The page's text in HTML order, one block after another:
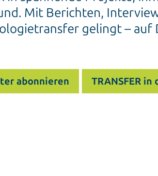
Mit Berichten,
gelingt – auf
abonnieren TRANSFER